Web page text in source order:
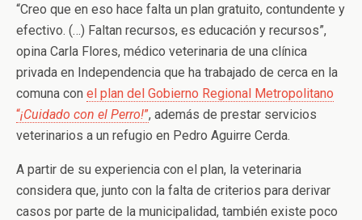
“Creo que en eso hace falta un plan gratuito, contundente y
efectivo. (…) Faltan recursos, es educación y recursos”,
opina Carla Flores, médico veterinaria de una clínica
privada en Independencia que ha trabajado de cerca en la
comuna con el plan del Gobierno Regional Metropolitano
“¡Cuidado con el Perro!”, además de prestar servicios
veterinarios a un refugio en Pedro Aguirre Cerda.
A partir de su experiencia con el plan, la veterinaria
considera que, junto con la falta de criterios para derivar
casos por parte de la municipalidad, también existe poco